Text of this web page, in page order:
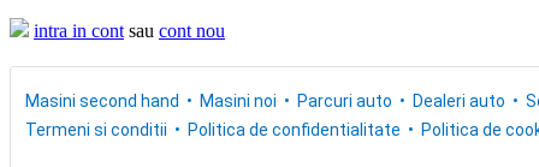
intra in cont sau cont nou
Masini second hand Masini noi Parcuri auto Dealeri auto
Termeni si conditii
Politica de confidentialitate Politica de